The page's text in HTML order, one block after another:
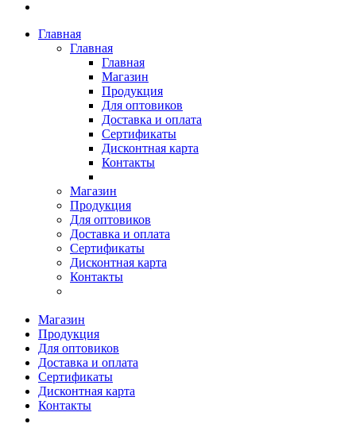
Главная
Главная
Главная
Магазин
Продукция
Для оптовиков
Доставка и оплата
Сертификаты
Дисконтная карта
Контакты
Магазин
Продукция
Для оптовиков
Доставка и оплата
Сертификаты
Дисконтная карта
Контакты
Магазин
Продукция
Для оптовиков
Доставка и оплата
Сертификаты
Дисконтная карта
Контакты